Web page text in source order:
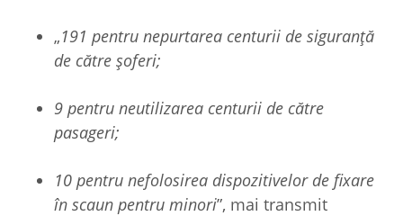
„191 pentru nepurtarea centurii de siguranță
de către șoferi;
9 pentru neutilizarea centurii de către
pasageri;
10 pentru nefolosirea dispozitivelor de fixare
în scaun pentru minori”, mai transmit